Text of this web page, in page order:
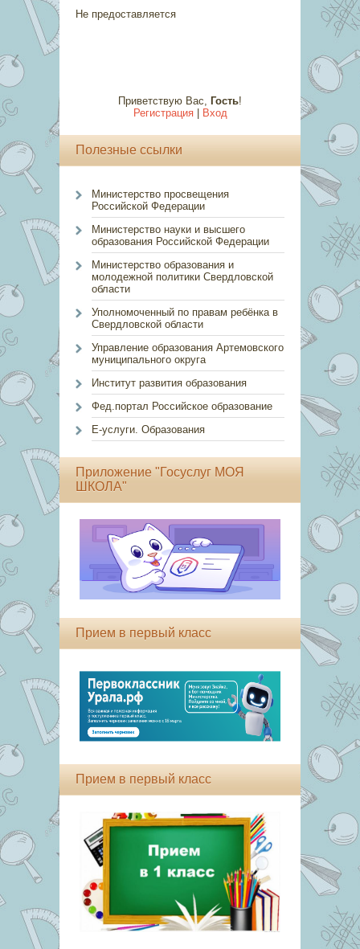
Не предоставляется
Приветствую Вас, Гость!
Регистрация| Вход
Полезные ссылки
Министерство просвещения
Российской Федерации
Министерство науки и высшего
образования Российской Федерации
Министерство образования и
молодежной политики Свердловской
области
Уполномоченный по правам ребёнка в
Свердловской области
Управление образования Артемовского
муниципального округа
Институт развития образования
Фед.портал Российское образование
Е-услуги. Образования
Приложение "Госуслуг МОЯ
ШКОЛА"
Прием в первый класс
Прием в первый класс